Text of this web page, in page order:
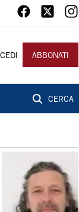
ABBONATI
CERCA